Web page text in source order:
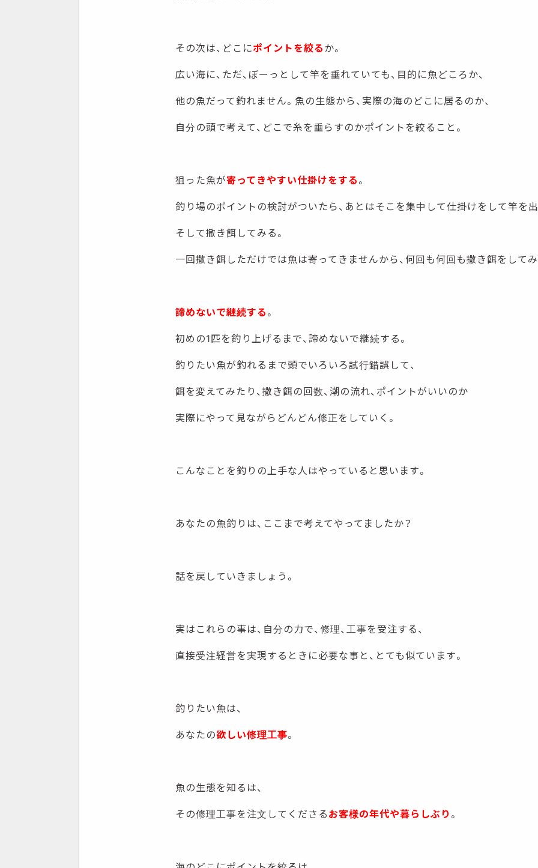
その次は、どこにポイントを絞るか。
広い海に、ただ、ぼーっとして竿を垂れていても、目的に魚どころか、
他の魚だって釣れません。魚の生態から、実際の海のどこに居るのか、
自分の頭で考えて、どこで糸を垂らすのかポイントを絞ること。
狙った魚が寄ってきやすい仕掛けをする。
釣り場のポイントの検討がついたら、あとはそこを集中して仕掛けをして竿を出
そして撒き餌してみる。
一回撒き餌しただけでは魚は寄ってきませんから、何回も何回も撒き餌をしてみ
諦めないで継続する。
初めの1匹を釣り上げるまで、諦めないで継続する。
釣りたい魚が釣れるまで頭でいろいろ試行錯誤して、
餌を変えてみたり、撒き餌の回数、潮の流れ、ポイントがいいのか
実際にやって見ながらどんどん修正をしていく。
こんなことを釣りの上手な人はやっていると思います。
あなたの魚釣りは、ここまで考えてやってましたか？
話を戻していきましょう。
実はこれらの事は、自分の力で、修理、工事を受注する、
直接受注経営を実現するときに必要な事と、とても似ています。
釣りたい魚は、
あなたの欲しい修理工事。
魚の生態を知るは、
その修理工事を注文してくださるお客様の年代や暮らしぶり。